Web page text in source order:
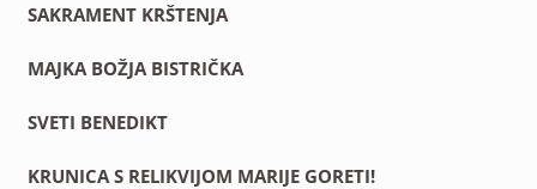
SAKRAMENT KRŠTENJA
MAJKA BOŽJA BISTRIČKA
SVETI BENEDIKT
KRUNICA S RELIKVIJOM MARIJE GORETI!